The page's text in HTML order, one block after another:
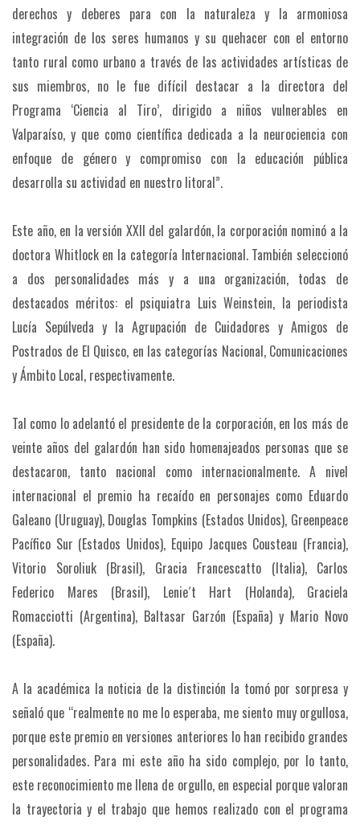
derechos y deberes para con la naturaleza y la armoniosa
integración de los seres humanos y su quehacer con el entorno
tanto rural como urbano a través de las actividades artísticas de
sus miembros, no le fue difícil destacar a la directora del
Programa ‘Ciencia al Tiro’, dirigido a niños vulnerables en
Valparaíso, y que como científica dedicada a la neurociencia con
enfoque de género y compromiso con la educación pública
desarrolla su actividad en nuestro litoral”.
Este año, en la versión XXII del galardón, la corporación nominó a la
doctora Whitlock en la categoría Internacional. También seleccionó
a dos personalidades más y a una organización, todas de
destacados méritos: el psiquiatra Luis Weinstein, la periodista
Lucía Sepúlveda y la Agrupación de Cuidadores y Amigos de
Postrados de El Quisco, en las categorías Nacional, Comunicaciones
y Ámbito Local, respectivamente.
Tal como lo adelantó el presidente de la corporación, en los más de
veinte años del galardón han sido homenajeados personas que se
destacaron, tanto nacional como internacionalmente. A nivel
internacional el premio ha recaído en personajes como Eduardo
Galeano (Uruguay), Douglas Tompkins (Estados Unidos), Greenpeace
Pacífico Sur (Estados Unidos), Equipo Jacques Cousteau (Francia),
Vitorio Soroliuk (Brasil), Gracia Francescatto (Italia), Carlos
Federico Mares (Brasil), Lenie´t Hart (Holanda), Graciela
Romacciotti (Argentina), Baltasar Garzón (España) y Mario Novo
(España).
A la académica la noticia de la distinción la tomó por sorpresa y
señaló que “realmente no me lo esperaba, me siento muy orgullosa,
porque este premio en versiones anteriores lo han recibido grandes
personalidades. Para mi este año ha sido complejo, por lo tanto,
este reconocimiento me llena de orgullo, en especial porque valoran
la trayectoria y el trabajo que hemos realizado con el programa